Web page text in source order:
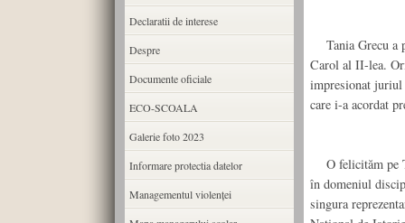
Tania Grecu a
Carol al II-lea.
impresionat
care i-a acordat
O felicităm pe
în domeniul
singura
Declaratii de interese
Despre
Documente oficiale
ECO-SCOALA
Galerie foto 2023
Informare protectia datelor
Managementul violenței